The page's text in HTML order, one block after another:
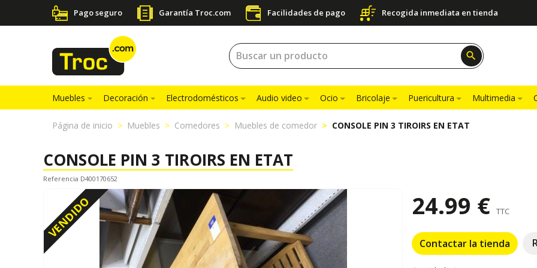
Pago seguro Garantía Troc.com Facilidades de pago Recogida inmediata en tienda
search
Muebles Decoración Electrodomésticos Audio video Ocio Bricolaje Puericultura Multimedia
Página de inicio Muebles Comedores Muebles de comedor CONSOLE PIN 3 TIROIRS EN ETAT
CONSOLE PIN 3 TIROIRS EN ETAT
Referencia D400170652
VENDIDO 24.99 € TTC
Contactar la tienda